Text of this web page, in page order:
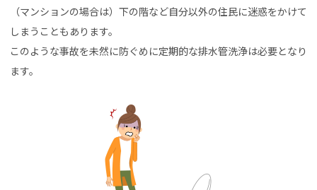
（マンションの場合は）下の階など自分以外の住民に迷惑をかけて
しまうこともあります。
このような事故を未然に防ぐめに定期的な排水管洗浄は必要となり
ます。